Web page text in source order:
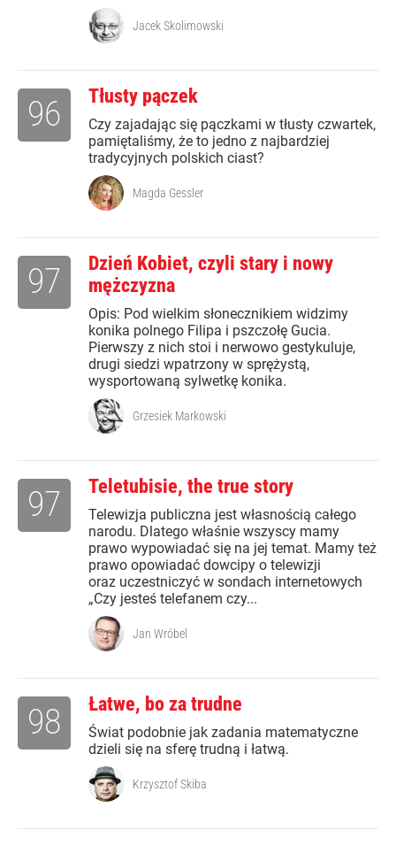
Jacek Skolimowski
Tłusty pączek
Czy zajadając się pączkami w tłusty czwartek,
pamiętaliśmy, że to jedno z najbardziej
tradycyjnych polskich ciast?
96
Magda Gessler
Dzień Kobiet, czyli stary i nowy
mężczyzna
Opis: Pod wielkim słonecznikiem widzimy
konika polnego Filipa i pszczołę Gucia.
Pierwszy z nich stoi i nerwowo gestykuluje,
drugi siedzi wpatrzony w sprężystą,
wysportowaną sylwetkę konika.
97
Grzesiek Markowski
Teletubisie, the true story
Telewizja publiczna jest własnością całego
narodu. Dlatego właśnie wszyscy mamy
prawo wypowiadać się na jej temat. Mamy też
prawo opowiadać dowcipy o telewizji
oraz uczestniczyć w sondach internetowych
„Czy jesteś telefanem czy...
97
Jan Wróbel
Łatwe, bo za trudne
Świat podobnie jak zadania matematyczne
dzieli się na sferę trudną i łatwą.
98
Krzysztof Skiba